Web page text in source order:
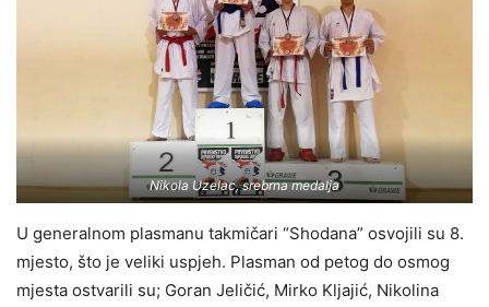
Nikola Uzelac, srebrna medalja
U generalnom plasmanu takmičari “Shodana” osvojili su 8.
mjesto, što je veliki uspjeh. Plasman od petog do osmog
mjesta ostvarili su; Goran Jeličić, Mirko Kljajić, Nikolina